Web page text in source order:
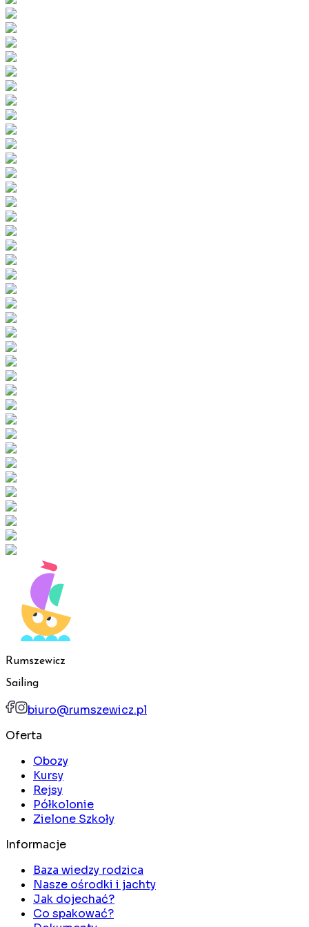
Rumszewicz
Sailing
biuro@rumszewicz.pl
Oferta
Obozy
Kursy
Rejsy
Półkolonie
Zielone Szkoły
Informacje
Baza wiedzy rodzica
Nasze ośrodki i jachty
Jak dojechać?
Co spakować?